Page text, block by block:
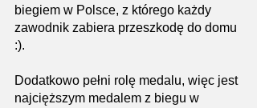
biegiem w Polsce, z którego każdy
zawodnik zabiera przeszkodę do domu
:).
Dodatkowo pełni rolę medalu, więc jest
najcięższym medalem z biegu w